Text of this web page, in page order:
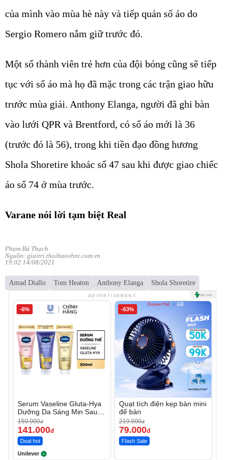
của mình vào mùa hè này và tiếp quản số áo do
Sergio Romero nắm giữ trước đó.
Một số thành viên trẻ hơn của đội bóng cũng sẽ tiếp
tục với số áo mà họ đã mặc trong các trận giao hữu
trước mùa giải. Anthony Elanga, người đã ghi bàn
vào lưới QPR và Brentford, có số áo mới là 36
(trước đó là 56), trong khi tiền đạo đồng hương
Shola Shoretire khoác số 47 sau khi được giao chiếc
áo số 74 ở mùa trước.
Varane nói lời tạm biệt Real
Phạm Bá Thạch
Nguồn: giaitri.thoibaovhnt.com.vn
19:02 14/08/2021
Amad Diallo Tom Heaton Anthony Elanga Shola Shoretire
ADVERTISEMENT
-6%
Serum Vaseline Gluta-Hya
Dưỡng Da Sáng Mịn Sau 7
Ngày
150.000đ
141.000đ
Deal hot
Unilever
-63%
Quạt tích điện kẹp bàn mini
để bàn
219.000đ
79.000đ
Flash Sale